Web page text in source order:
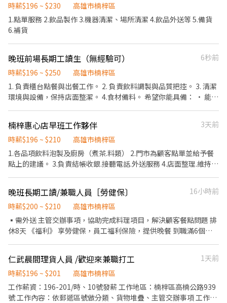
時薪$196 ~ $230
高雄市楠梓區
1.點單服務 2.飲品製作 3.機器清潔、場所清潔 4.飲品外送等 5.備貨
6.補貨
晚班前場長期工讀生（無經驗可）
6秒前
時薪$196 ~ $250
高雄市楠梓區
1. 負責櫃台點餐與出餐工作。 2. 負責飲料調製與品質把控。 3. 清潔
環境與設備，保持店面整潔。 4.食材備料。 希望你能具備： • 能耐
小時不固定，可依你的需求排班。 可獨立作業後，薪資會因表現而
加薪
楠梓惠心店早班工作夥伴
3天前
時薪$196 ~ $210
高雄市楠梓區
1.各品項飲料泡製及廚房（煮茶.料類） 2.門市為顧客點單並給予餐
點上的建議。 3.負責結帳收銀.接聽電話.外送服務 4.店面整理.維持整
晚班長期工讀/兼職人員［勞健保〕
16小時前
時薪$200 ~ $210
高雄市楠梓區
▪︎需外送 主管交辦事項，協助完成料理項目，解決顧客餐點問題 排
休8天 《福利》 享勞健保，員工福利保險，提供晚餐 到職滿6個月
仁武晨間理貨人員 /歡迎來兼職打工
1天前
時薪$196 ~ $201
高雄市楠梓區
工作薪資：196-201/時、10號發薪 工作地區：楠梓區高楠公路939
號 工作內容：依郵遞區號做分類、貨物堆疊、主管交辦事項 工作時